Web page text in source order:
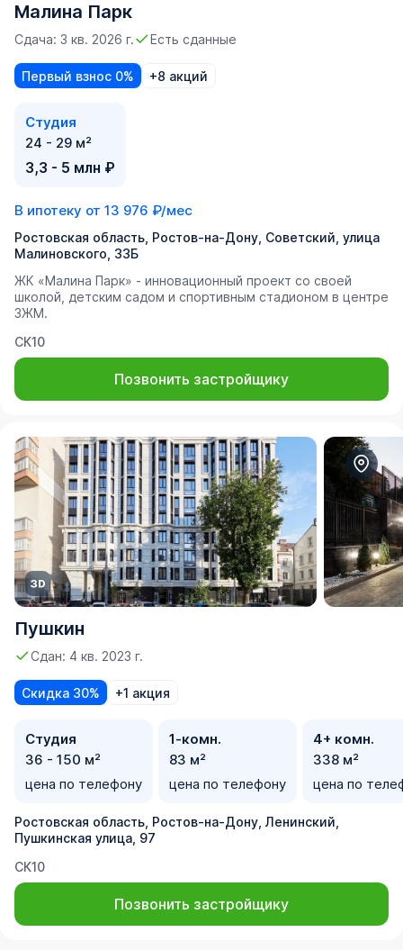
Малина Парк
Сдача: 3 кв. 2026 г. Есть сданные
Первый взнос 0% +8 акций
Студия
24 - 29 м²
3,3 - 5 млн ₽
В ипотеку от 13 976 ₽/мес
Ростовская область, Ростов-на-Дону, Советский, улица
Малиновского, 33Б
ЖК «Малина Парк» - инновационный проект со своей
школой, детским садом и спортивным стадионом в центре
ЗЖМ.
СК10
Позвонить застройщику
Пушкин
Сдан: 4 кв. 2023 г.
Скидка 30% +1 акция
Студия
36 - 150 м²
цена по телефону
1-комн.
83 м²
цена по телефону
4+ комн.
338 м²
цена по
Ростовская область, Ростов-на-Дону, Ленинский,
Пушкинская улица, 97
СК10
Позвонить застройщику